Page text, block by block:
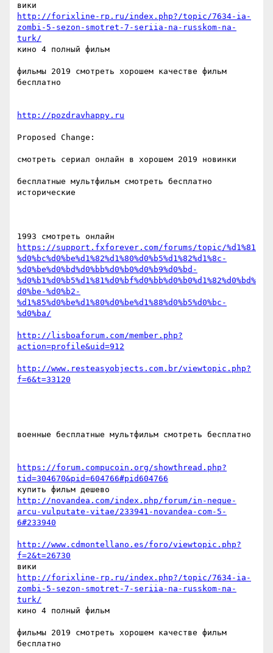
http://forixline-rp.ru/index.php?/topic/7634-ia-
zombi-5-sezon-smotret-7-seriia-na-russkom-na-
turk/
кино 4 полный фильм
фильмы 2019 смотреть хорошем качестве фильм
бесплатно
http://pozdravhappy.ru
Proposed Change:
смотреть сериал онлайн в хорошем 2019 новинки
бесплатные мультфильм смотреть бесплатно
исторические
https://support.fxforever.com/forums/topic/%d1%81
%d0%bc%d0%be%d1%82%d1%80%d0%b5%d1%82%d1%8c-
%d0%be%d0%bd%d0%bb%d0%b0%d0%b9%d0%bd-
%d0%b1%d0%b5%d1%81%d0%bf%d0%bb%d0%b0%d1%82%d0%bd%
d0%be-%d0%b2-
%d1%85%d0%be%d1%80%d0%be%d1%88%d0%b5%d0%bc-
%d0%ba/
http://lisboaforum.com/member.php?
action=profile&uid=912
http://www.resteasyobjects.com.br/viewtopic.php?
f=6&t=33120
военные бесплатные мультфильм смотреть бесплатно
https://forum.compucoin.org/showthread.php?
tid=304670&pid=604766#pid604766
http://novandea.com/index.php/forum/in-neque-
arcu-vulputate-vitae/233941-novandea-com-5-
6#233940
http://www.cdmontellano.es/foro/viewtopic.php?
f=2&t=26730
http://forixline-rp.ru/index.php?/topic/7634-ia-
zombi-5-sezon-smotret-7-seriia-na-russkom-na-
turk/
кино 4 полный фильм
фильмы 2019 смотреть хорошем качестве фильм
бесплатно